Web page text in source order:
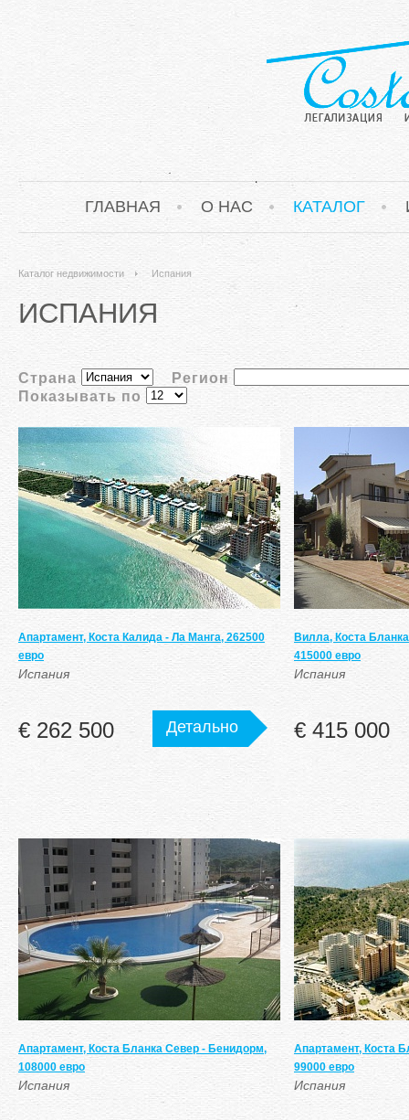
ГЛАВНАЯ О НАС КАТАЛОГ
Каталог недвижимости Испания
ИСПАНИЯ
Страна
Регион
Показывать по
Апартамент, Коста Калида - Ла Манга, 262500
евро
Испания
€ 262 500 Детально
Вилла, Коста
415000 евро
Испания
€ 415 000
Апартамент, Коста Бланка Север - Бенидорм,
108000 евро
Испания
Апартамент, Коста
99000 евро
Испания